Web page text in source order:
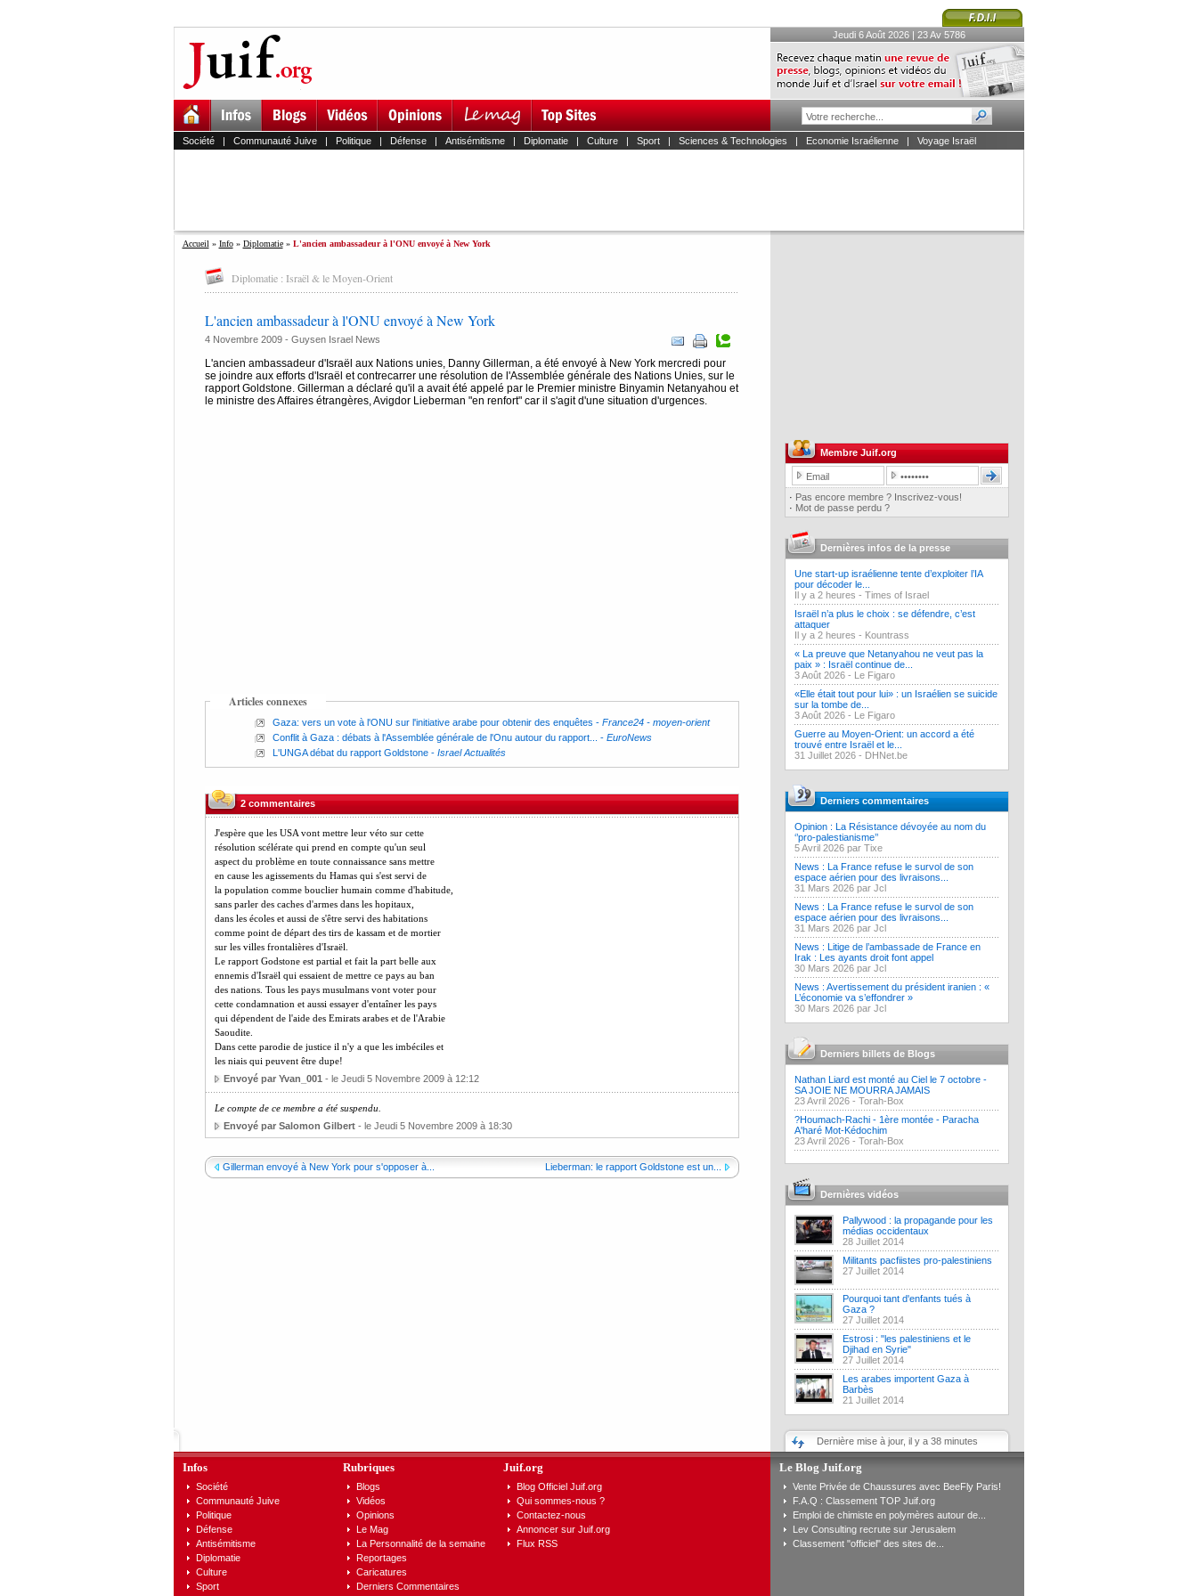
Jeudi 6 Août 2026 | 23 Av 5786
Société| Communauté Juive| Politique| Défense| Antisémitisme| Diplomatie| Culture| Sport| Sciences & Technologies | Economie Israélienne| Voyage Israël
Accueil » Info» Diplomatie» L'ancien ambassadeur à l'ONU envoyé à New York
Diplomatie : Israël & le Moyen-Orient
L'ancien ambassadeur à l'ONU envoyé à New York
4 Novembre 2009 - Guysen Israel News
L'ancien ambassadeur d'Israël aux Nations unies, Danny Gillerman, a été envoyé à New York mercredi pour
se joindre aux efforts d'Israël et contrecarrer une résolution de l'Assemblée générale des Nations Unies, sur le
rapport Goldstone. Gillerman a déclaré qu'il a avait été appelé par le Premier ministre Binyamin Netanyahou et
le ministre des Affaires étrangères, Avigdor Lieberman "en renfort" car il s'agit d'une situation d'urgences.
Articles connexes
Gaza: vers un vote à l'ONU sur l'initiative arabe pour obtenir des enquêtes - France24 - moyen-orient
Conflit à Gaza : débats à l'Assemblée générale de l'Onu autour du rapport...
- EuroNews
L'UNGA débat du rapport Goldstone- Israel Actualités
2 commentaires
J'espère que les USA vont mettre leur véto sur cette
résolution scélérate qui prend en compte qu'un seul
aspect du problème en toute connaissance sans mettre
en cause les agissements du Hamas qui s'est servi de
la population comme bouclier humain comme d'habitude,
sans parler des caches d'armes dans les hopitaux,
dans les écoles et aussi de s'être servi des habitations
comme point de départ des tirs de kassam et de mortier
sur les villes frontalières d'Israël.
Le rapport Godstone est partial et fait la part belle aux
ennemis d'Israël qui essaient de mettre ce pays au ban
des nations. Tous les pays musulmans vont voter pour
cette condamnation et aussi essayer d'entaîner les pays
qui dépendent de l'aide des Emirats arabes et de l'Arabie
Saoudite.
Dans cette parodie de justice il n'y a que les imbéciles et
les niais qui peuvent être dupe!
Envoyé par Yvan_001 - le Jeudi 5 Novembre 2009 à 12:12
Le compte de ce membre a été suspendu.
Envoyé par Salomon Gilbert- le Jeudi 5 Novembre 2009 à 18:30
Gillerman envoyé à New York pour s'opposer à... Lieberman: le rapport Goldstone est un...
Membre Juif.org
· Pas encore membre ? Inscrivez-vous!
· Mot de passe perdu ?
Dernières infos de la presse
Une start-up israélienne tente d’exploiter l’IA
pour décoder le...
Il y a 2 heures - Times of Israel
Israël n’a plus le choix : se défendre, c’est
attaquer
Il y a 2 heures - Kountrass
« La preuve que Netanyahou ne veut pas la
paix » : Israël continue de...
3 Août 2026 - Le Figaro
«Elle était tout pour lui» : un Israélien se suicide
sur la tombe de...
3 Août 2026 - Le Figaro
Guerre au Moyen-Orient: un accord a été
trouvé entre Israël et le...
31 Juillet 2026 - DHNet.be
Derniers commentaires
Opinion : La Résistance dévoyée au nom du
‘’pro-palestianisme’’
5 Avril 2026 par Tixe
News : La France refuse le survol de son
espace aérien pour des livraisons...
31 Mars 2026 par Jcl
News : La France refuse le survol de son
espace aérien pour des livraisons...
31 Mars 2026 par Jcl
News : Litige de l’ambassade de France en
Irak : Les ayants droit font appel
30 Mars 2026 par Jcl
News : Avertissement du président iranien : «
L’économie va s’effondrer »
30 Mars 2026 par Jcl
Derniers billets de Blogs
Nathan Liard est monté au Ciel le 7 octobre -
SA JOIE NE MOURRA JAMAIS
23 Avril 2026 - Torah-Box
?Houmach-Rachi - 1ère montée - Paracha
A'haré Mot-Kédochim
23 Avril 2026 - Torah-Box
Dernières vidéos
Pallywood : la propagande pour les
médias occidentaux
28 Juillet 2014
Militants pacfiistes pro-palestiniens
27 Juillet 2014
Pourquoi tant d'enfants tués à
Gaza ?
27 Juillet 2014
Estrosi : "les palestiniens et le
Djihad en Syrie"
27 Juillet 2014
Les arabes importent Gaza à
Barbès
21 Juillet 2014
Dernière mise à jour, il y a 38 minutes
Infos
Société
Communauté Juive
Politique
Défense
Antisémitisme
Diplomatie
Culture
Sport
Rubriques
Blogs
Vidéos
Opinions
Le Mag
La Personnalité de la semaine
Reportages
Caricatures
Derniers Commentaires
Juif.org
Blog Officiel Juif.org
Qui sommes-nous ?
Contactez-nous
Annoncer sur Juif.org
Flux RSS
Le Blog Juif.org
Vente Privée de Chaussures avec BeeFly Paris!
F.A.Q : Classement TOP Juif.org
Emploi de chimiste en polymères autour de...
Lev Consulting recrute sur Jerusalem
Classement "officiel" des sites de...